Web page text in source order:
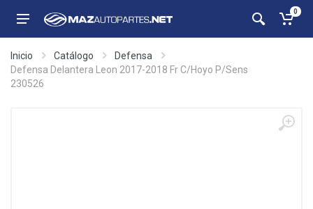
0
Inicio Catálogo
Defensa
Defensa Delantera Leon 2017-2018 Fr C/Hoyo P/Sens
230526